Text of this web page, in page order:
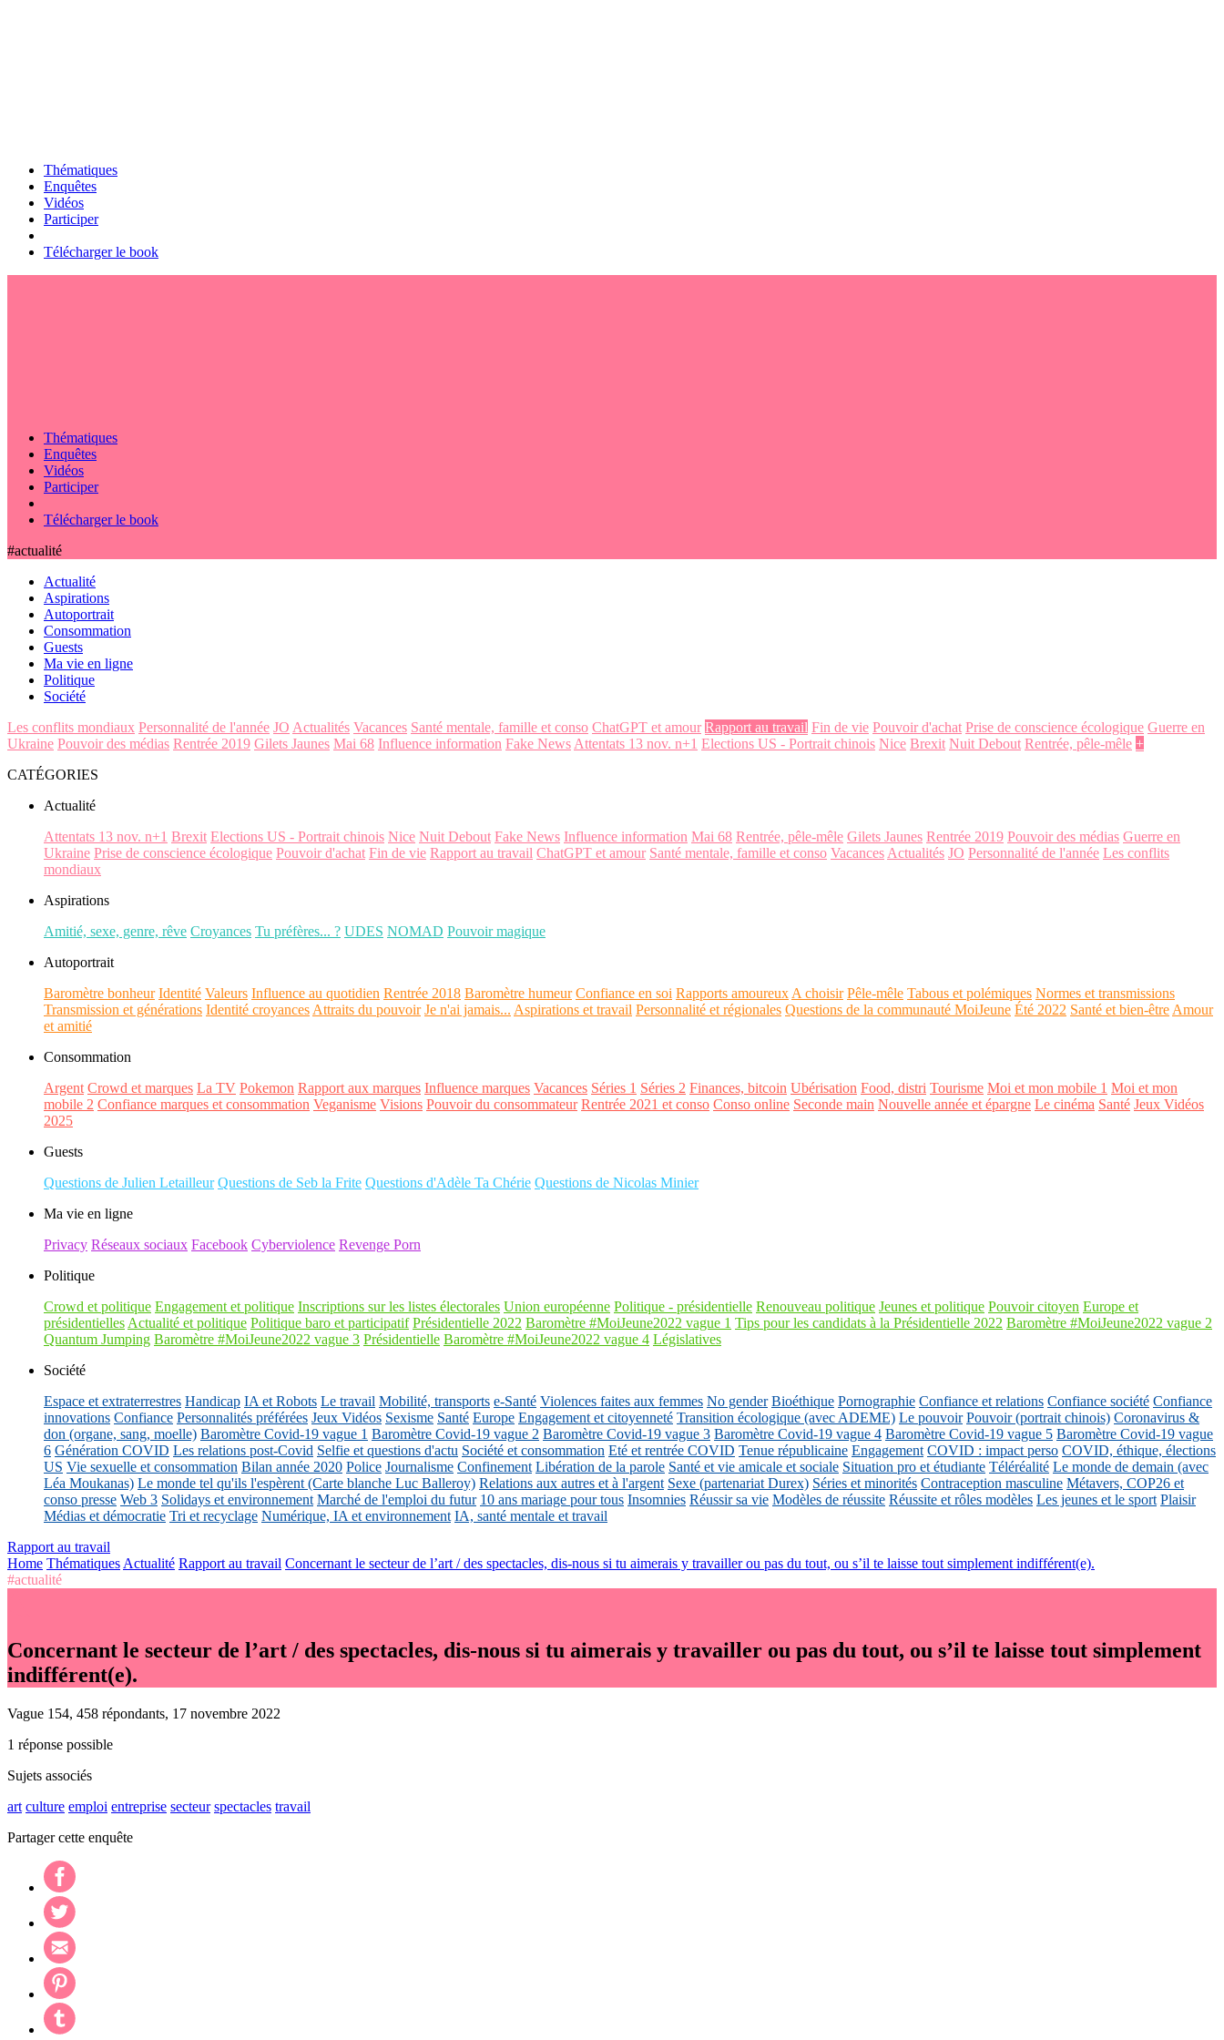
Thématiques
Enquêtes
Vidéos
Participer
Télécharger le book
Thématiques
Enquêtes
Vidéos
Participer
Télécharger le book
#actualité
Actualité
Aspirations
Autoportrait
Consommation
Guests
Ma vie en ligne
Politique
Société
Les conflits mondiaux Personnalité de l'année JO Actualités Vacances Santé mentale, famille et conso ChatGPT et amour Rapport au travail Fin de vie Pouvoir d'achat Prise de conscience écologique Guerre en
Ukraine Pouvoir des médias Rentrée 2019 Gilets Jaunes Mai 68 Influence information Fake News Attentats 13 nov. n+1 Elections US - Portrait chinois Nice Brexit Nuit Debout Rentrée, pêle-mêle +
CATÉGORIES
Actualité
Attentats 13 nov. n+1 Brexit Elections US - Portrait chinois Nice Nuit Debout Fake News Influence information Mai 68 Rentrée, pêle-mêle Gilets Jaunes Rentrée 2019 Pouvoir des médias Guerre en
Ukraine Prise de conscience écologique Pouvoir d'achat Fin de vie Rapport au travail ChatGPT et amour Santé mentale, famille et conso Vacances Actualités JO Personnalité de l'année Les conflits
mondiaux
Aspirations
Amitié, sexe, genre, rêve Croyances Tu préfères... ? UDES NOMAD Pouvoir magique
Autoportrait
Baromètre bonheur Identité Valeurs Influence au quotidien Rentrée 2018 Baromètre humeur Confiance en soi Rapports amoureux A choisir Pêle-mêle Tabous et polémiques Normes et transmissions
Transmission et générations Identité croyances Attraits du pouvoir Je n'ai jamais... Aspirations et travail Personnalité et régionales Questions de la communauté MoiJeune Été 2022 Santé et bien-être Amour
et amitié
Consommation
Argent Crowd et marques La TV Pokemon Rapport aux marques Influence marques Vacances Séries 1 Séries 2 Finances, bitcoin Ubérisation Food, distri Tourisme Moi et mon mobile 1 Moi et mon
mobile 2 Confiance marques et consommation Veganisme Visions Pouvoir du consommateur Rentrée 2021 et conso Conso online Seconde main Nouvelle année et épargne Le cinéma Santé Jeux Vidéos
2025
Guests
Questions de Julien Letailleur Questions de Seb la Frite Questions d'Adèle Ta Chérie Questions de Nicolas Minier
Ma vie en ligne
Privacy Réseaux sociaux Facebook Cyberviolence Revenge Porn
Politique
Crowd et politique Engagement et politique Inscriptions sur les listes électorales Union européenne Politique - présidentielle Renouveau politique Jeunes et politique Pouvoir citoyen Europe et
présidentielles Actualité et politique Politique baro et participatif Présidentielle 2022 Baromètre #MoiJeune2022 vague 1 Tips pour les candidats à la Présidentielle 2022 Baromètre #MoiJeune2022 vague 2
Quantum Jumping Baromètre #MoiJeune2022 vague 3 Présidentielle Baromètre #MoiJeune2022 vague 4 Législatives
Société
Espace et extraterrestres Handicap IA et Robots Le travail Mobilité, transports e-Santé Violences faites aux femmes No gender Bioéthique Pornographie Confiance et relations Confiance société Confiance
innovations Confiance Personnalités préférées Jeux Vidéos Sexisme Santé Europe Engagement et citoyenneté Transition écologique (avec ADEME) Le pouvoir Pouvoir (portrait chinois) Coronavirus &
don (organe, sang, moelle) Baromètre Covid-19 vague 1 Baromètre Covid-19 vague 2 Baromètre Covid-19 vague 3 Baromètre Covid-19 vague 4 Baromètre Covid-19 vague 5 Baromètre Covid-19 vague
6 Génération COVID Les relations post-Covid Selfie et questions d'actu Société et consommation Eté et rentrée COVID Tenue républicaine Engagement COVID : impact perso COVID, éthique, élections
US Vie sexuelle et consommation Bilan année 2020 Police Journalisme Confinement Libération de la parole Santé et vie amicale et sociale Situation pro et étudiante Téléréalité Le monde de demain (avec
Léa Moukanas) Le monde tel qu'ils l'espèrent (Carte blanche Luc Balleroy) Relations aux autres et à l'argent Sexe (partenariat Durex) Séries et minorités Contraception masculine Métavers, COP26 et
conso presse Web 3 Solidays et environnement Marché de l'emploi du futur 10 ans mariage pour tous Insomnies Réussir sa vie Modèles de réussite Réussite et rôles modèles Les jeunes et le sport Plaisir
Médias et démocratie Tri et recyclage Numérique, IA et environnement IA, santé mentale et travail
Rapport au travail
Home Thématiques Actualité Rapport au travail Concernant le secteur de l’art / des spectacles, dis-nous si tu aimerais y travailler ou pas du tout, ou s’il te laisse tout simplement indifférent(e).
#actualité
Concernant le secteur de l’art / des spectacles, dis-nous si tu aimerais y travailler ou pas du tout, ou s’il te laisse tout simplement
indifférent(e).
Vague 154, 458 répondants, 17 novembre 2022
1 réponse possible
Sujets associés
art culture emploi entreprise secteur spectacles travail
Partager cette enquête